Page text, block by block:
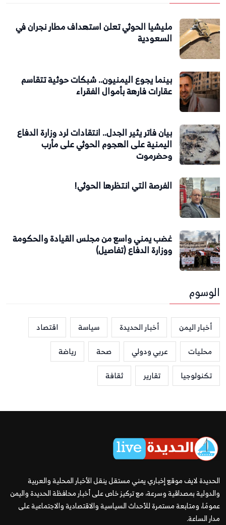
مليشيا الحوثي تعلن استهداف مطار نجران في
السعودية
بينما يجوع اليمنيون.. شبكات حوثية تتقاسم
عقارات فارهة بأموال الفقراء
بيان فاتر يثير الجدل.. انتقادات لرد وزارة الدفاع
اليمنية على الهجوم الحوثي على مأرب
وحضرموت
الفرصة التي انتظرها الحوثي!
غضب يمني واسع من مجلس القيادة والحكومة
ووزارة الدفاع (تفاصيل)
الوسوم
أخبار اليمن أخبار الحديدة سياسة
اقتصاد
محليات
عربي ودولي صحة
رياضة
تكنولوجيا
تقارير ثقافة
الحديدة لايف موقع إخباري يمني مستقل ينقل الأخبار المحلية والعربية
والدولية بمصداقية وسرعة، مع تركيز خاص على أخبار محافظة الحديدة واليمن
عمومًا، ومتابعة مستمرة للأحداث السياسية والاقتصادية والاجتماعية على
مدار الساعة.